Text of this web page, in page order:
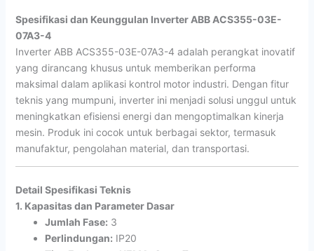
Spesifikasi dan Keunggulan Inverter ABB ACS355-03E-
07A3-4
Inverter ABB ACS355-03E-07A3-4 adalah perangkat inovatif
yang dirancang khusus untuk memberikan performa
maksimal dalam aplikasi kontrol motor industri. Dengan fitur
teknis yang mumpuni, inverter ini menjadi solusi unggul untuk
meningkatkan efisiensi energi dan mengoptimalkan kinerja
mesin. Produk ini cocok untuk berbagai sektor, termasuk
manufaktur, pengolahan material, dan transportasi.
Detail Spesifikasi Teknis
1. Kapasitas dan Parameter Dasar
Jumlah Fase: 3
Perlindungan: IP20